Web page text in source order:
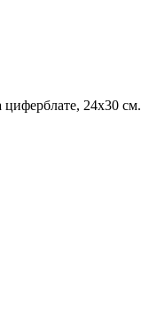
24x30 см.